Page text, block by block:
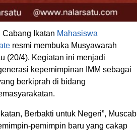
Ikatan Mahasiswa
resmi membuka Musyawarah
(20/4). Kegiatan ini menjadi
kepemimpinan IMM sebagai
berkiprah di bidang
Berbakti untuk Negeri”, Muscab
pemimpin baru yang cakap